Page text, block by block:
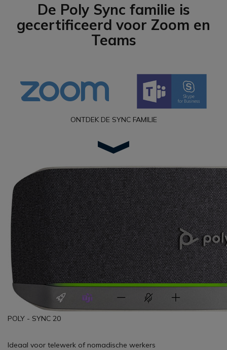
De Poly Sync familie is
gecertificeerd voor Zoom en
Teams
ONTDEK DE SYNC FAMILIE
POLY - SYNC 20
Ideaal voor telewerk of nomadische werkers